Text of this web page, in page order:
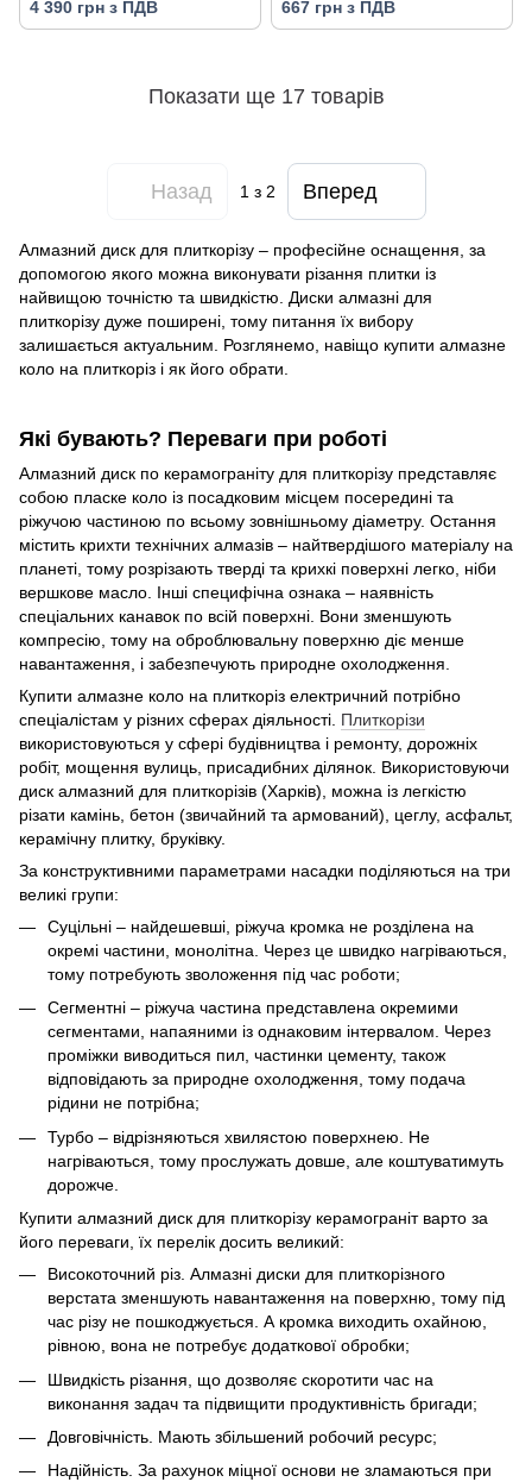
4 390 грн з ПДВ 667 грн з ПДВ
Показати ще 17 товарів
Назад 1з 2 Вперед
Алмазний диск для плиткорізу – професійне оснащення, за
допомогою якого можна виконувати різання плитки із
найвищою точністю та швидкістю. Диски алмазні для
плиткорізу дуже поширені, тому питання їх вибору
залишається актуальним. Розглянемо, навіщо купити алмазне
коло на плиткоріз і як його обрати.
Які бувають? Переваги при роботі
Алмазний диск по керамограніту для плиткорізу представляє
собою пласке коло із посадковим місцем посередині та
ріжучою частиною по всьому зовнішньому діаметру. Остання
містить крихти технічних алмазів – найтвердішого матеріалу на
планеті, тому розрізають тверді та крихкі поверхні легко, ніби
вершкове масло. Інші специфічна ознака – наявність
спеціальних канавок по всій поверхні. Вони зменшують
компресію, тому на оброблювальну поверхню діє менше
навантаження, і забезпечують природне охолодження.
Купити алмазне коло на плиткоріз електричний потрібно
спеціалістам у різних сферах діяльності. Плиткорізи
використовуються у сфері будівництва і ремонту, дорожніх
робіт, мощення вулиць, присадибних ділянок. Використовуючи
диск алмазний для плиткорізів (Харків), можна із легкістю
різати камінь, бетон (звичайний та армований), цеглу, асфальт,
керамічну плитку, бруківку.
За конструктивними параметрами насадки поділяються на три
великі групи:
Суцільні – найдешевші, ріжуча кромка не розділена на
окремі частини, монолітна. Через це швидко нагріваються,
тому потребують зволоження під час роботи;
Сегментні – ріжуча частина представлена окремими
сегментами, напаяними із однаковим інтервалом. Через
проміжки виводиться пил, частинки цементу, також
відповідають за природне охолодження, тому подача
рідини не потрібна;
Турбо – відрізняються хвилястою поверхнею. Не
нагріваються, тому прослужать довше, але коштуватимуть
дорожче.
Купити алмазний диск для плиткорізу керамограніт варто за
його переваги, їх перелік досить великий:
Високоточний різ. Алмазні диски для плиткорізного
верстата зменшують навантаження на поверхню, тому під
час різу не пошкоджується. А кромка виходить охайною,
рівною, вона не потребує додаткової обробки;
Швидкість різання, що дозволяє скоротити час на
виконання задач та підвищити продуктивність бригади;
Довговічність. Мають збільшений робочий ресурс;
Надійність. За рахунок міцної основи не зламаються при